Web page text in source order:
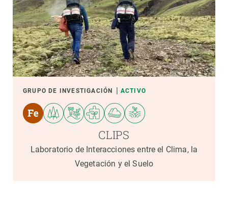
GRUPO DE INVESTIGACIÓN ACTIVO
CLIPS
Laboratorio de Interacciones entre el Clima, la
Vegetación y el Suelo